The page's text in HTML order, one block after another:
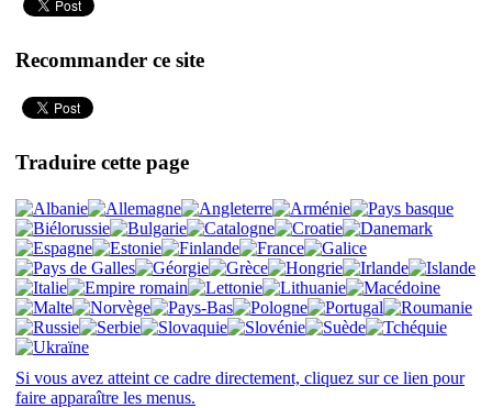
Recommander ce site
Traduire cette page
Si vous avez atteint ce cadre directement, cliquez sur ce lien pour
faire apparaître les menus.